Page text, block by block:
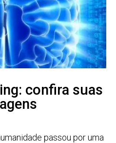
confira suas
passou por uma